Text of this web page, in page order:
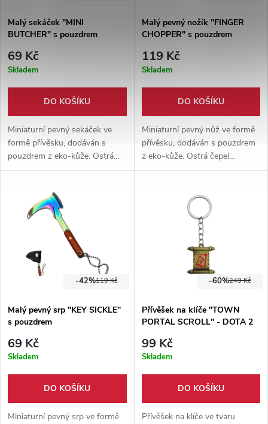
Malý sekáček "MINI
BUTCHER" s pouzdrem
69 Kč
Skladem
DO KOŠÍKU
Miniaturní pevný sekáček ve
formě přívěsku, dodáván s
pouzdrem z eko-kůže. Ostrá
čepel vyrobena z nerezové oceli
Malý pevný nožík "FINGER
CHOPPER" s pouzdrem
119 Kč
Skladem
DO KOŠÍKU
Miniaturní pevný nůž ve formě
přívěsku, dodáván s pouzdrem
z eko-kůže. Ostrá čepel
vyrobena z nerezové oceli ve
119 Kč
-42%
Malý pevný srp "KEY SICKLE"
s pouzdrem
69 Kč
Skladem
DO KOŠÍKU
Miniaturní pevný srp ve formě
249 Kč
-60%
Přívěšek na klíče "TOWN
PORTAL SCROLL" - DOTA 2
99 Kč
Skladem
DO KOŠÍKU
Přívěšek na klíče ve tvaru